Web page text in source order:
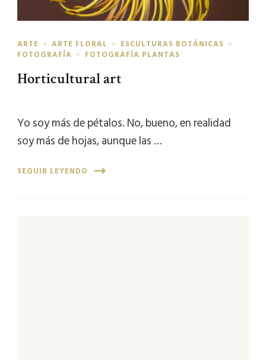
ARTE ARTE FLORAL
ESCULTURAS BOTÁNICAS
FOTOGRAFÍA
FOTOGRAFÍA PLANTAS
Horticultural art
Yo soy más de pétalos. No, bueno, en realidad
soy más de hojas, aunque las …
SEGUIR LEYENDO